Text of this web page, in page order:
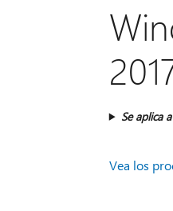
Se aplica a
Vea los